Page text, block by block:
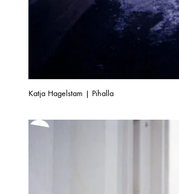
Katja Hagelstam | Pihalla